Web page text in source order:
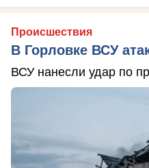
Происшествия
В Горловке ВСУ
ВСУ нанесли удар по